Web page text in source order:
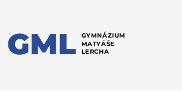
GML GYMNÁZIUM
MATYÁŠE
LERCHA